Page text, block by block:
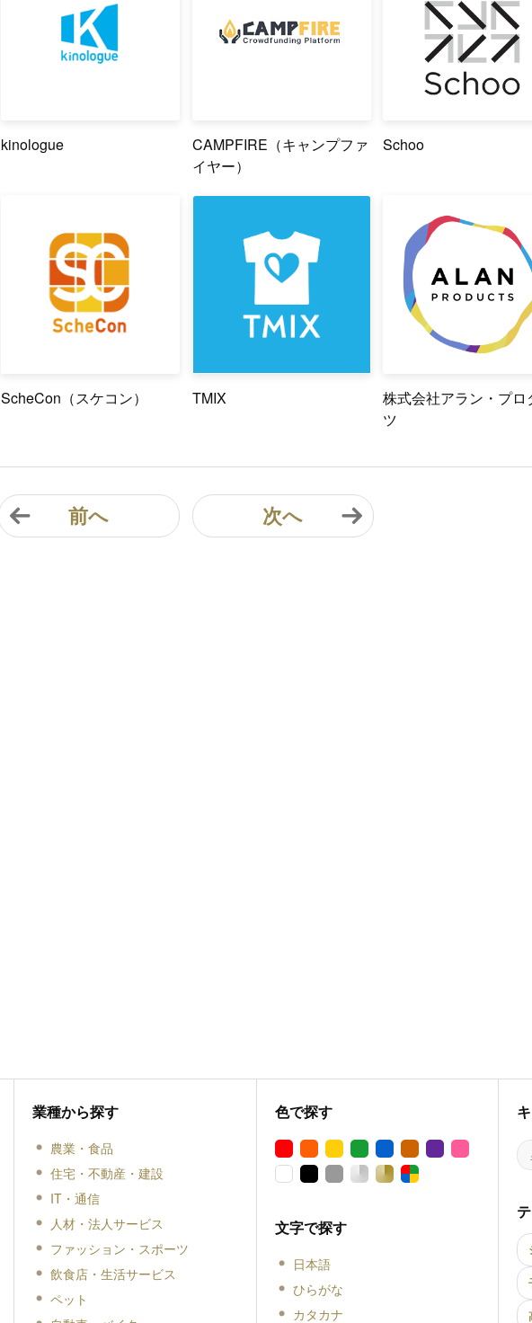
kinologue
CAMPFIRE（キャンプファ
イヤー）
Schoo
ScheCon（スケコン） TMIX
株式会社アラン・プロ
ツ
前へ 次へ
業種から探す
農業・食品
住宅・不動産・建設
IT・通信
人材・法人サービス
ファッション・スポーツ
飲食店・生活サービス
ペット
色で探す
文字で探す
日本語
ひらがな
カタカナ